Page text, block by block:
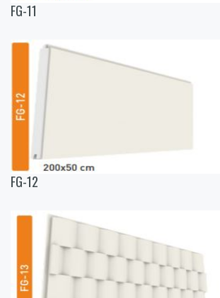
FG-11
FG-12